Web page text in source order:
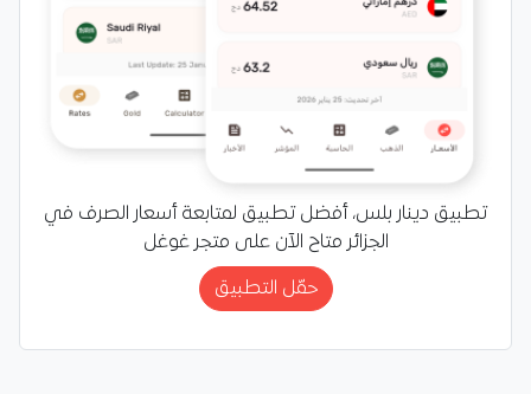
تطبيق دينار بلس، أفضل تطبيق لمتابعة أسعار الصرف في
الجزائر متاح الآن على متجر غوغل
حمّل التطبيق